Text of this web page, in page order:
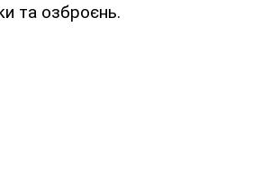
та озброєнь.